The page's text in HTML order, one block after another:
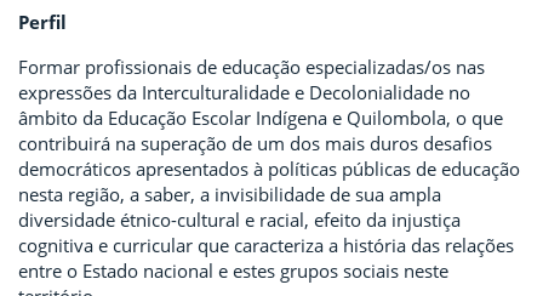
Perfil
Formar profissionais de educação especializadas/os nas
expressões da Interculturalidade e Decolonialidade no
âmbito da Educação Escolar Indígena e Quilombola, o que
contribuirá na superação de um dos mais duros desafios
democráticos apresentados à políticas públicas de educação
nesta região, a saber, a invisibilidade de sua ampla
diversidade étnico-cultural e racial, efeito da injustiça
cognitiva e curricular que caracteriza a história das relações
entre o Estado nacional e estes grupos sociais neste